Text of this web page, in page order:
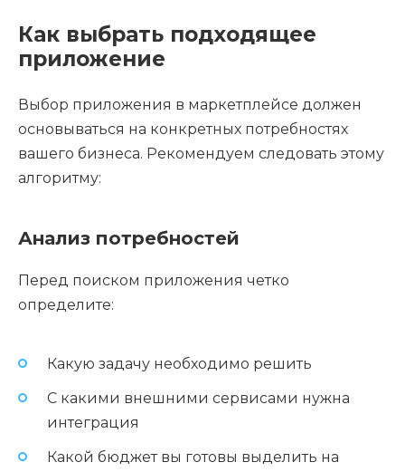
Как выбрать подходящее
приложение
Выбор приложения в маркетплейсе должен
основываться на конкретных потребностях
вашего бизнеса. Рекомендуем следовать этому
алгоритму:
Анализ потребностей
Перед поиском приложения четко
определите:
Какую задачу необходимо решить
С какими внешними сервисами нужна
интеграция
Какой бюджет вы готовы выделить на